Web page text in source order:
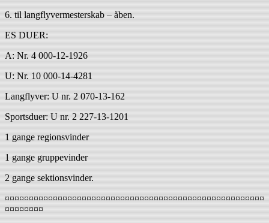
6. til langflyvermesterskab – åben.
ES DUER:
A: Nr. 4 000-12-1926
U: Nr. 10 000-14-4281
Langflyver: U nr. 2 070-13-162
Sportsduer: U nr. 2 227-13-1201
1 gange regionsvinder
1 gange gruppevinder
2 gange sektionsvinder.
¤¤¤¤¤¤¤¤¤¤¤¤¤¤¤¤¤¤¤¤¤¤¤¤¤¤¤¤¤¤¤¤¤¤¤¤¤¤¤¤¤¤¤¤¤¤¤¤¤¤¤¤¤¤
¤¤¤¤¤¤¤¤